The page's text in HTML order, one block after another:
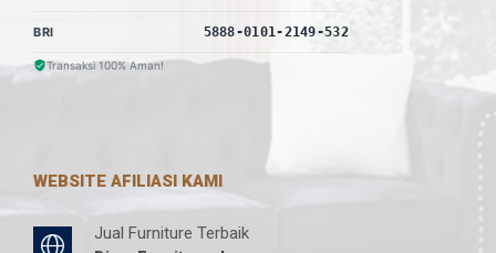
BRI 5888-0101-2149-532
Transaksi 100% Aman!
WEBSITE AFILIASI KAMI
Jual Furniture Terbaik